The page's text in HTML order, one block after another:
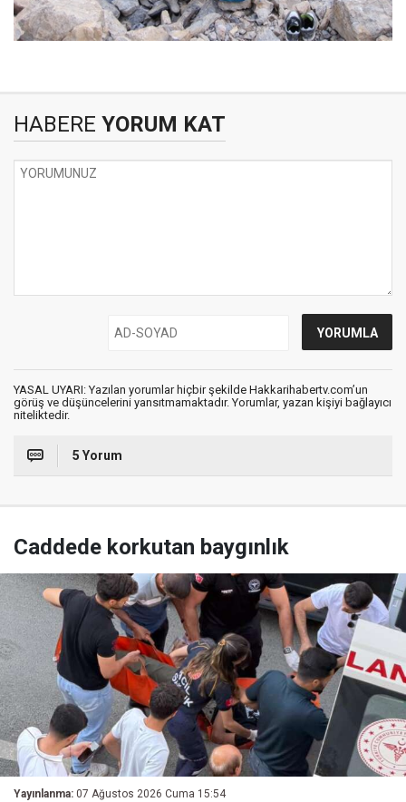
HABERE YORUM KAT
YASAL UYARI: Yazılan yorumlar hiçbir şekilde Hakkarihabertv.com’un
görüş ve düşüncelerini yansıtmamaktadır. Yorumlar, yazan kişiyi bağlayıcı
niteliktedir.
5 Yorum
Caddede korkutan baygınlık
Yayınlanma: 07 Ağustos 2026 Cuma 15:54